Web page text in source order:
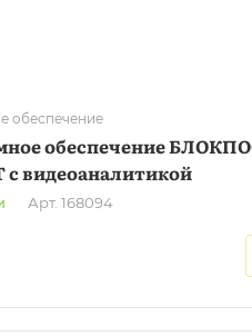
обеспечение
обеспечение
видеоаналитикой
Арт. 168094